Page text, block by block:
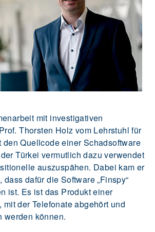
mit investigativen
Thorsten Holz vom Lehrstuhl für
den Quellcode einer Schadsoftware
Türkei vermutlich dazu verwendet
auszuspähen. Dabei kam er
dafür die Software „Finspy“
ist. Es ist das Produkt einer
der Telefonate abgehört und
werden können.